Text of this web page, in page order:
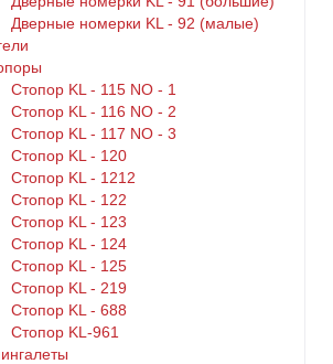
Дверные номерки KL - 92 (малые)
Стопор KL - 115 NO - 1
Стопор KL - 116 NO - 2
Стопор KL - 117 NO - 3
Стопор KL - 120
Стопор KL - 1212
Стопор KL - 122
Стопор KL - 123
Стопор KL - 124
Стопор KL - 125
Стопор KL - 219
Стопор KL - 688
Стопор KL-961